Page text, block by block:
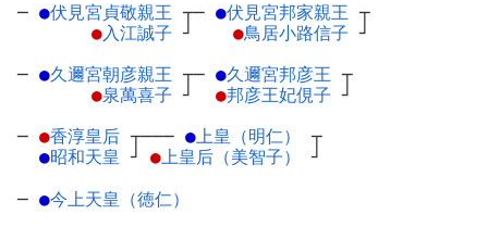
─ ●伏見宮貞敬親王 ┬
●入江誠子 ┘
─ ●伏見宮邦家親王 ┬
●鳥居小路信子 ┘
─ ●久邇宮朝彦親王 ┬
●泉萬喜子 ┘
─ ●久邇宮邦彦王 ┬
●邦彦王妃俔子 ┘
─ ●香淳皇后 ┬
●昭和天皇 ┘
─── ●上皇（明仁）
┬
●上皇后（美智子） ┘
─ ●今上天皇（徳仁）